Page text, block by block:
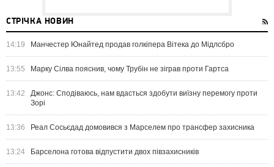
СТРІЧКА НОВИН
14:19 Манчестер Юнайтед продав голкіпера Вітека до Мідлсбро
13:55 Марку Сілва пояснив, чому Трубін не зіграв проти Гартса
13:42
Джонс: Сподіваюсь, нам вдасться здобути виїзну перемогу проти
Зорі
13:36 Реал Сосьєдад домовився з Марселем про трансфер захисника
13:24 Барселона готова відпустити двох півзахисників